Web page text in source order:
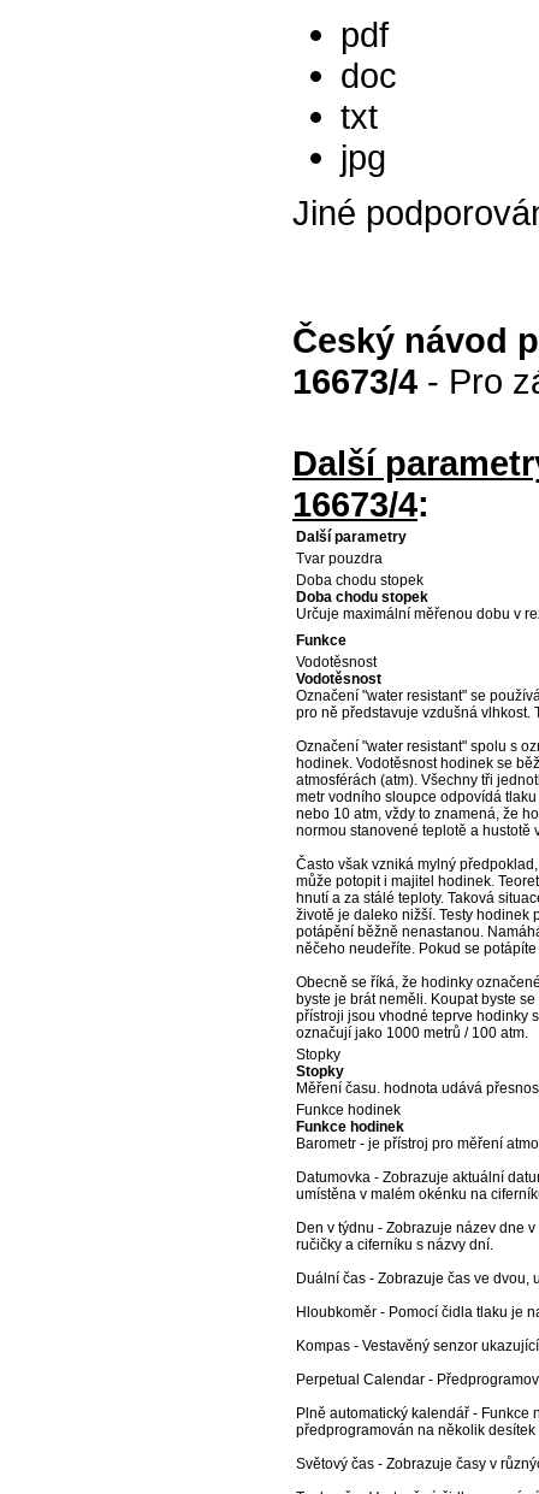
pdf
doc
txt
jpg
Jiné
Český návod
16673/4 - Pro
Další
16673/4:
Další parametry
Tvar pouzdra
Doba chodu stopek
Doba chodu stopek
Určuje maximální měřenou dobu v
Funkce
Vodotěsnost
Vodotěsnost
Označení "water resistant" se
pro ně představuje vzdušná vlhkost.
Označení "water resistant" spolu s
hodinek. Vodotěsnost hodinek se
atmosférách (atm). Všechny tři
metr vodního sloupce odpovídá
nebo 10 atm, vždy to znamená, že
normou stanovené teplotě a hustotě
Často však vzniká mylný
může potopit i majitel hodinek.
hnutí a za stálé teploty. Taková
životě je daleko nižší. Testy
potápění běžně nenastanou.
něčeho neudeříte. Pokud se
Obecně se říká, že hodinky
byste je brát neměli. Koupat byste
přístroji jsou vhodné teprve hodinky
označují jako 1000 metrů / 100 atm.
Stopky
Stopky
Měření času. hodnota udává
Funkce hodinek
Funkce hodinek
Barometr - je přístroj pro měření
Datumovka - Zobrazuje aktuální
umístěna v malém okénku na
Den v týdnu - Zobrazuje název dne
ručičky a ciferníku s názvy dní.
Duální čas - Zobrazuje čas ve dvou,
Hloubkoměr - Pomocí čidla tlaku je
Kompas - Vestavěný senzor
Perpetual Calendar -
Plně automatický kalendář -
předprogramován na několik
Světový čas - Zobrazuje časy v